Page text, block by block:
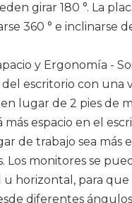
girar 180 °. La
360 ​​° e inclinarse
y Ergonomía -
escritorio con una
lugar de 2 pies de
más espacio en el
de trabajo sea más
Los monitores se
u horizontal, para
diferentes